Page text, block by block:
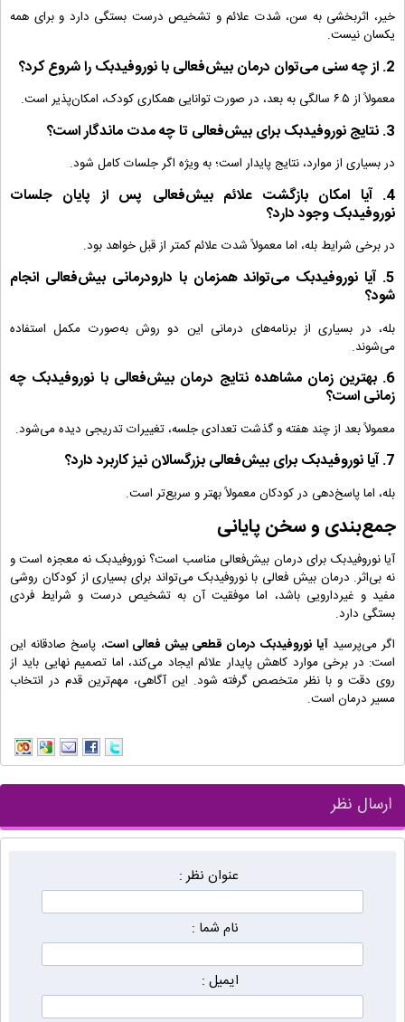
خیر، اثربخشی به سن، شدت علائم و تشخیص درست بستگی دارد و برای همه
یکسان نیست.
2. از چه سنی می‌توان درمان بیش‌فعالی با نوروفیدبک را شروع کرد؟
معمولاً از ۵–۶ سالگی به بعد، در صورت توانایی همکاری کودک، امکان‌پذیر است.
3. نتایج نوروفیدبک برای بیش‌فعالی تا چه مدت ماندگار است؟
در بسیاری از موارد، نتایج پایدار است؛ به‌ ویژه اگر جلسات کامل شود.
4. آیا امکان بازگشت علائم بیش‌فعالی پس از پایان جلسات
نوروفیدبک وجود دارد؟
در برخی شرایط بله، اما معمولاً شدت علائم کمتر از قبل خواهد بود.
5. آیا نوروفیدبک می‌تواند همزمان با دارودرمانی بیش‌فعالی انجام
شود؟
بله، در بسیاری از برنامه‌های درمانی این دو روش به‌صورت مکمل استفاده
می‌شوند.
6. بهترین زمان مشاهده نتایج درمان بیش‌فعالی با نوروفیدبک چه
زمانی است؟
معمولاً بعد از چند هفته و گذشت تعدادی جلسه، تغییرات تدریجی دیده می‌شود.
7. آیا نوروفیدبک برای بیش‌فعالی بزرگسالان نیز کاربرد دارد؟
بله، اما پاسخ‌دهی در کودکان معمولاً بهتر و سریع‌تر است.
جمع‌بندی و سخن پایانی
آیا نوروفیدبک برای درمان بیش‌فعالی مناسب است؟ نوروفیدبک نه معجزه است و
نه بی‌اثر. درمان بیش فعالی با نوروفیدبک می‌تواند برای بسیاری از کودکان روشی
مفید و غیردارویی باشد، اما موفقیت آن به تشخیص درست و شرایط فردی
بستگی دارد.
اگر می‌پرسیدآیا نوروفیدبک درمان قطعی بیش فعالی است، پاسخ صادقانه این
است: در برخی موارد کاهش پایدار علائم ایجاد می‌کند، اما تصمیم نهایی باید از
روی دقت و با نظر متخصص گرفته شود. این آگاهی، مهم‌ترین قدم در انتخاب
مسیر درمان است.
ارسال نظر
عنوان نظر :
نام شما :
ایمیل :